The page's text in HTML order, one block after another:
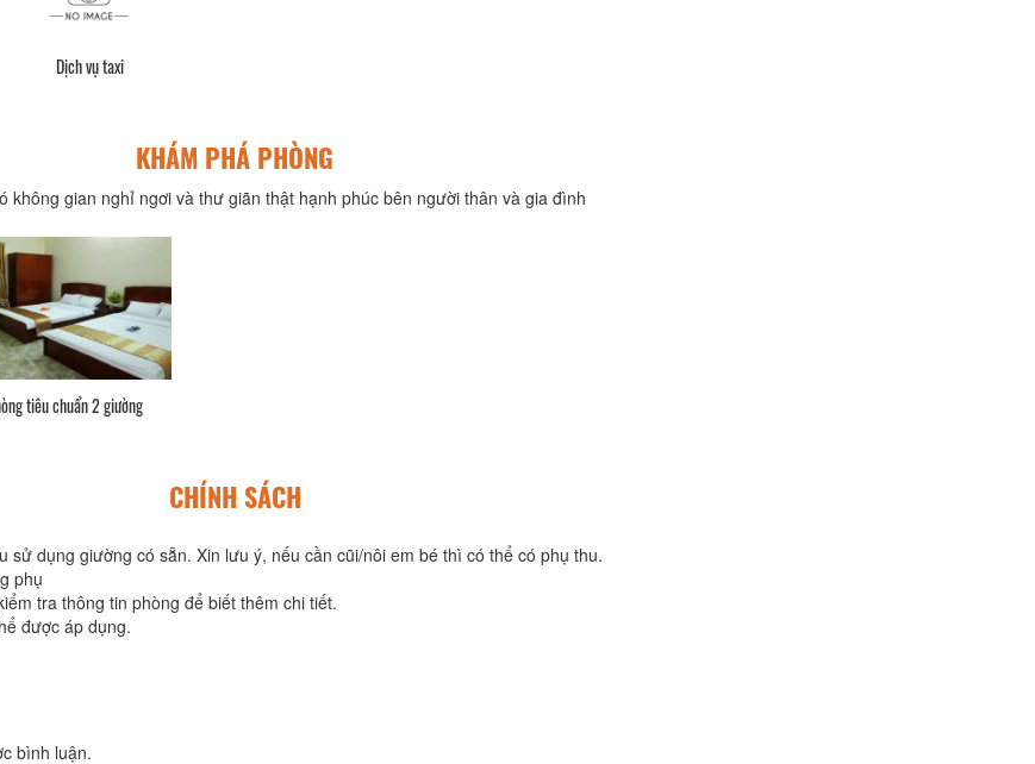
Dịch vụ taxi
KHÁM PHÁ PHÒNG
không gian nghỉ ngơi và thư giãn thật hạnh phúc bên người thân và gia đình
tiêu chuẩn 2 giường
CHÍNH SÁCH
dụng giường có sẵn. Xin lưu ý, nếu cần cũi/nôi em bé thì có thể có phụ thu.
phụ
tra thông tin phòng để biết thêm chi tiết.
được áp dụng.
bình luận.